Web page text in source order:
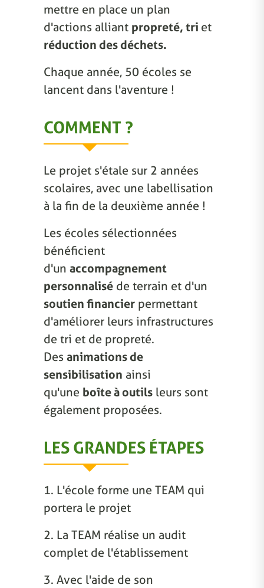
mettre en place un plan
d'actions alliant propreté, tri et
réduction des déchets.
Chaque année, 50 écoles se
lancent dans l'aventure !
COMMENT ?
Le projet s'étale sur 2 années
scolaires, avec une labellisation
à la fin de la deuxième année !
Les écoles sélectionnées
bénéficient
d'un accompagnement
personnalisé de terrain et d'un
soutien financier permettant
d'améliorer leurs infrastructures
de tri et de propreté.
Des animations de
sensibilisation ainsi
qu'une boîte à outils leurs sont
également proposées.
LES GRANDES ÉTAPES
1. L'école forme une TEAM qui
portera le projet
2. La TEAM réalise un audit
complet de l'établissement
3. Avec l'aide de son